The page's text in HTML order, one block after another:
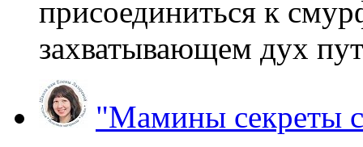
присоединиться к
захватывающем дух
"Мамины секреты